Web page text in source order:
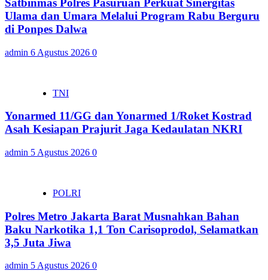
Satbinmas Polres Pasuruan Perkuat Sinergitas
Ulama dan Umara Melalui Program Rabu Berguru
di Ponpes Dalwa
admin 6 Agustus 2026 0
TNI
Yonarmed 11/GG dan Yonarmed 1/Roket Kostrad
Asah Kesiapan Prajurit Jaga Kedaulatan NKRI
admin 5 Agustus 2026 0
POLRI
Polres Metro Jakarta Barat Musnahkan Bahan
Baku Narkotika 1,1 Ton Carisoprodol, Selamatkan
3,5 Juta Jiwa
admin 5 Agustus 2026 0